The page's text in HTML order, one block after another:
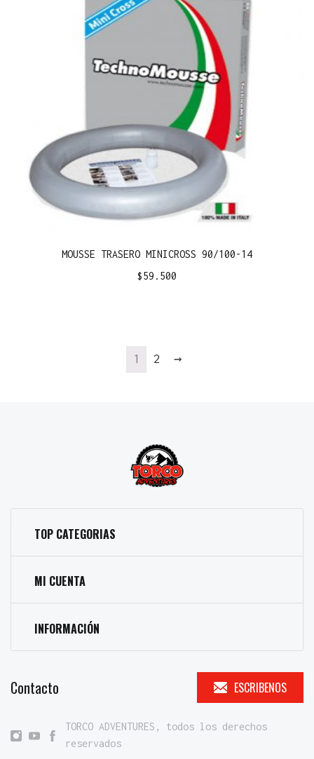
MOUSSE TRASERO MINICROSS 90/100-14
$59.500
1 2 →
TOP CATEGORIAS
MI CUENTA
INFORMACIÓN
Contacto ESCRIBENOS
TORCO ADVENTURES, todos los derechos
reservados